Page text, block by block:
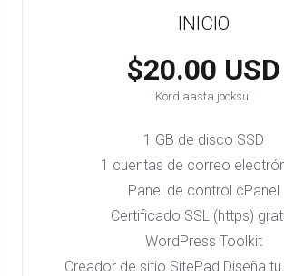
INICIO
$20.00 USD
Kord aasta jooksul
1 GB de disco SSD
1 cuentas de correo
Panel de control cPanel
Certificado SSL (https)
WordPress Toolkit
Creador de sitio SitePad Diseña